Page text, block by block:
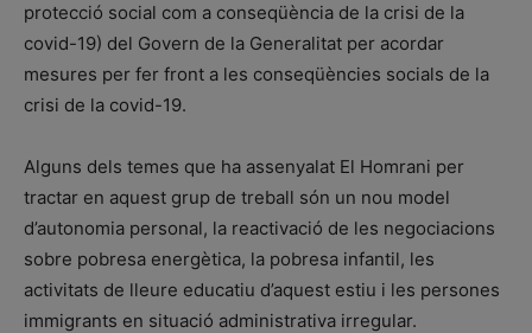
protecció social com a conseqüència de la crisi de la
covid-19) del Govern de la Generalitat per acordar
mesures per fer front a les conseqüències socials de la
crisi de la covid-19.
Alguns dels temes que ha assenyalat El Homrani per
tractar en aquest grup de treball són un nou model
d’autonomia personal, la reactivació de les negociacions
sobre pobresa energètica, la pobresa infantil, les
activitats de lleure educatiu d’aquest estiu i les persones
immigrants en situació administrativa irregular.